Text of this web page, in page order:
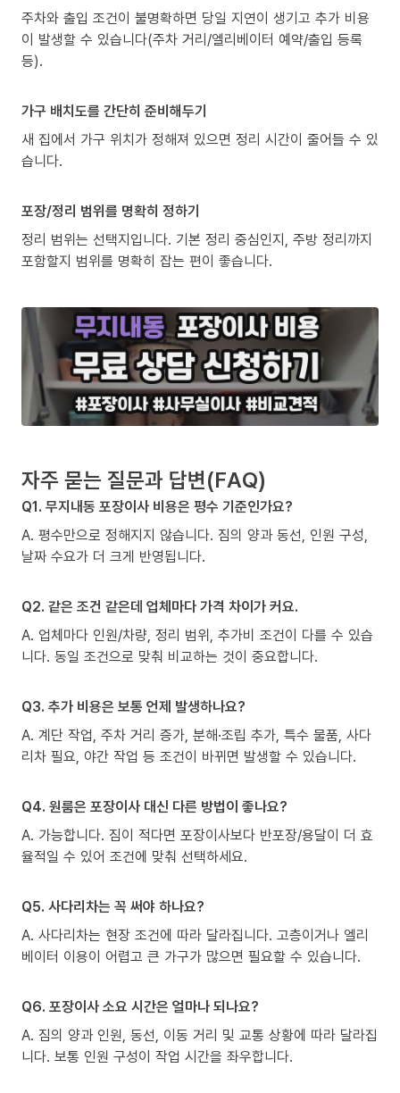
주차와 출입 조건이 불명확하면 당일 지연이 생기고 추가 비용
이 발생할 수 있습니다(주차 거리/엘리베이터 예약/출입 등록
등).
가구 배치도를 간단히 준비해두기
새 집에서 가구 위치가 정해져 있으면 정리 시간이 줄어들 수 있
습니다.
포장/정리 범위를 명확히 정하기
정리 범위는 선택지입니다. 기본 정리 중심인지, 주방 정리까지
포함할지 범위를 명확히 잡는 편이 좋습니다.
자주 묻는 질문과 답변(FAQ)
Q1. 무지내동 포장이사 비용은 평수 기준인가요?
A. 평수만으로 정해지지 않습니다. 짐의 양과 동선, 인원 구성,
날짜 수요가 더 크게 반영됩니다.
Q2. 같은 조건 같은데 업체마다 가격 차이가 커요.
A. 업체마다 인원/차량, 정리 범위, 추가비 조건이 다를 수 있습
니다. 동일 조건으로 맞춰 비교하는 것이 중요합니다.
Q3. 추가 비용은 보통 언제 발생하나요?
A. 계단 작업, 주차 거리 증가, 분해·조립 추가, 특수 물품, 사다
리차 필요, 야간 작업 등 조건이 바뀌면 발생할 수 있습니다.
Q4. 원룸은 포장이사 대신 다른 방법이 좋나요?
A. 가능합니다. 짐이 적다면 포장이사보다 반포장/용달이 더 효
율적일 수 있어 조건에 맞춰 선택하세요.
Q5. 사다리차는 꼭 써야 하나요?
A. 사다리차는 현장 조건에 따라 달라집니다. 고층이거나 엘리
베이터 이용이 어렵고 큰 가구가 많으면 필요할 수 있습니다.
Q6. 포장이사 소요 시간은 얼마나 되나요?
A. 짐의 양과 인원, 동선, 이동 거리 및 교통 상황에 따라 달라집
니다. 보통 인원 구성이 작업 시간을 좌우합니다.